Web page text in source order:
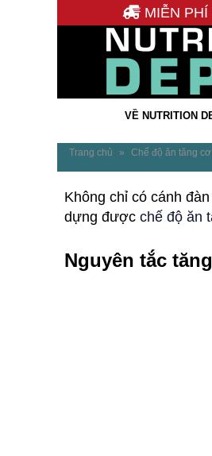
MIỄN
VỀ NUTRITION
Trang chủ » Chế độ ăn tăng
Không chỉ có cánh
dựng được chế độ ăn
Nguyên tắc